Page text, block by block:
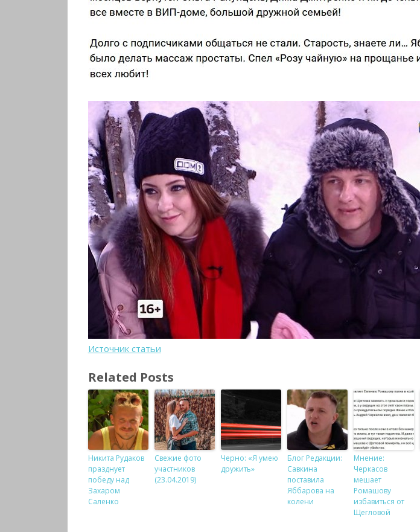
Источник статьи
Related Posts
Никита Рудаков
празднует
победу над
Захаром
Саленко
Свежие фото
участников
(23.04.2019)
Черно: «Я умею
дружить»
Блог Редакции:
Савкина
поставила
Яббарова на
колени
Мнение:
Черкасов
мешает
Ромашову
избавиться от
Щегловой